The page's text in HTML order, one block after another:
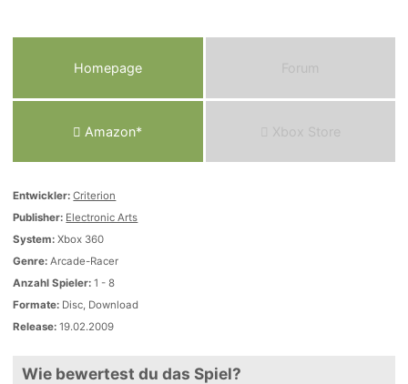
Homepage Forum
Amazon* Xbox Store
Entwickler: Criterion
Publisher: Electronic Arts
System: Xbox 360
Genre: Arcade-Racer
Anzahl Spieler: 1 - 8
Formate: Disc, Download
Release: 19.02.2009
Wie bewertest du das Spiel?